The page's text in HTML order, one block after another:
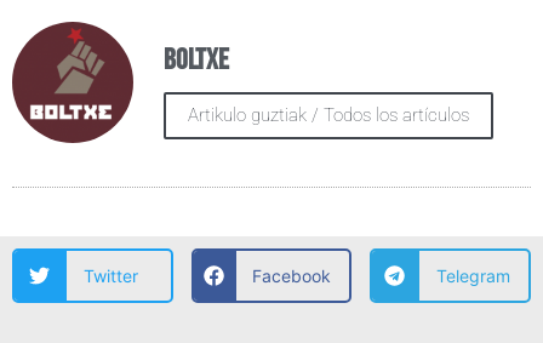
Boltxe
Artikulo guztiak / Todos los artículos
Twitter Facebook Telegram